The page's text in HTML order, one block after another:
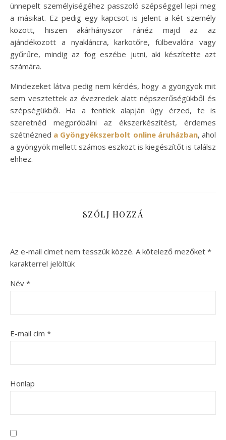
ünnepelt személyiségéhez passzoló szépséggel lepi meg
a másikat. Ez pedig egy kapcsot is jelent a két személy
között, hiszen akárhányszor ránéz majd az az
ajándékozott a nyakláncra, karkötőre, fülbevalóra vagy
gyűrűre, mindig az fog eszébe jutni, aki készítette azt
számára.
Mindezeket látva pedig nem kérdés, hogy a gyöngyök mit
sem vesztettek az évezredek alatt népszerűségükből és
szépségükből. Ha a fentiek alapján úgy érzed, te is
szeretnéd megpróbálni az ékszerkészítést, érdemes
szétnézned a Gyöngyékszerbolt online áruházban, ahol
a gyöngyök mellett számos eszközt is kiegészítőt is találsz
ehhez.
SZÓLJ HOZZÁ
Az e-mail címet nem tesszük közzé. A kötelező mezőket *
karakterrel jelöltük
Név *
E-mail cím *
Honlap